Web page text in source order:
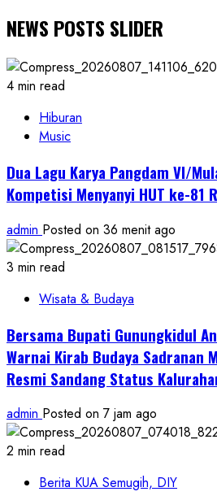
NEWS POSTS SLIDER
4 min read
Hiburan
Music
Dua Lagu Karya Pangdam VI/
Kompetisi Menyanyi HUT ke-81
admin Posted on 36 menit ago
3 min read
Wisata & Budaya
Bersama Bupati Gunungkidul
Warnai Kirab Budaya Sadranan
Resmi Sandang Status
admin Posted on 7 jam ago
2 min read
Berita KUA Semugih, DIY